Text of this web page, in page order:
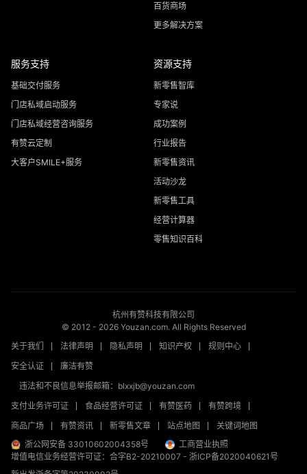
百货商场
更多解决方案
服务支持
基础交付服务
门店私域启动服务
门店私域经营咨询服务
有赞云定制
大客户SMILE+服务
资源支持
新零售智库
专家说
成功案例
行业报告
新零售资讯
活动沙龙
新零售工具
经营计算器
零售知识百科
杭州有赞科技有限公司
© 2012 - 2026Youzan.com. All Rights Reserved
关于我们
法律声明 隐私声明 知识产权
规则中心
安全认证
廉洁有赞
违法和不良信息举报邮箱：blxxjb@youzan.com
支付业务许可证
食品经营许可证 有赞医药
有赞跨境
商品广场
有赞资讯 新零售文章 站点地图
关键词地图
浙公网安备 33010602004358号
工商营业执照
增值电信业务经营许可证：合字B2-20210007 - 浙ICP备2020040621号